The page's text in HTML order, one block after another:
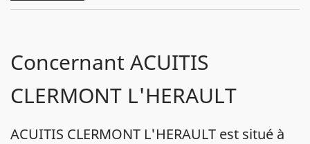
Concernant ACUITIS
CLERMONT L'HERAULT
ACUITIS CLERMONT L'HERAULT est situé à